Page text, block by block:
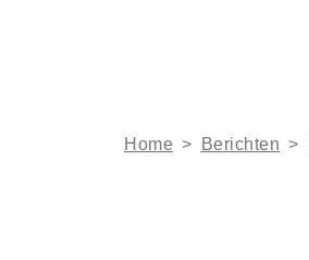
Home > Berichten >